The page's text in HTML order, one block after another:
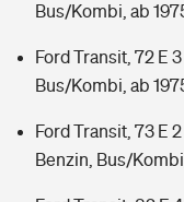
Bus/Kombi, ab
Ford Transit, 72 E 3
Bus/Kombi, ab
Ford Transit, 73 E
Benzin, Bus/